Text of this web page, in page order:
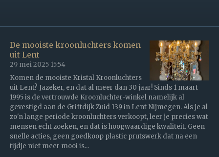
De mooiste kroonluchters komen
uit Lent
29 mei 2025 15:54
Komen de mooiste Kristal Kroonluchters
uit Lent? Jazeker, en dat al meer dan 30 jaar! Sinds 1 maart
1995 is de vertrouwde Kroonluchter-winkel namelijk al
gevestigd aan de Griftdijk Zuid 139 in Lent-Nijmegen. Als je al
zo'n lange periode kroonluchters verkoopt, leer je precies wat
mensen echt zoeken, en dat is hoogwaardige kwaliteit. Geen
snelle acties, geen goedkoop plastic prutswerk dat na een
tijdje niet meer mooi is...